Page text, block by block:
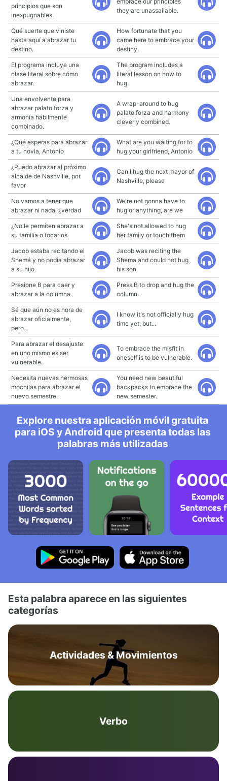
principios que son
inexpugnables.
they are unassailable.
Qué suerte que viniste
hasta aquí a abrazar tu
destino.
How fortunate that you
came here to embrace your
destiny.
El programa incluye una
clase literal sobre cómo
abrazar.
The program includes a
literal lesson on how to
hug.
Una envolvente para
abrazar palato.forza y
armonía hábilmente
combinado.
A wrap-around to hug
palato.forza and harmony
cleverly combined.
¿Qué esperas para abrazar
a tu novia, Antonio
What are you waiting for to
hug your girlfriend, Antonio
¿Puedo abrazar al próximo
alcalde de Nashville, por
favor
Can I hug the next mayor of
Nashville, please
No vamos a tener que
abrazar ni nada, ¿verdad
We're not gonna have to
hug or anything, are we
¿No le permiten abrazar a
su familia o tocarlos
She's not allowed to hug
her family or touch them
Jacob estaba recitando el
Shemá y no podía abrazar
a su hijo.
Jacob was reciting the
Shema and could not hug
his son.
Presione B para caer y
abrazar a la columna.
Press B to drop and hug the
column.
Sé que aún no es hora de
abrazar oficialmente,
pero...
I know it's not officially hug
time yet, but...
Para abrazar el desajuste
en uno mismo es ser
vulnerable.
To embrace the misfit in
oneself is to be vulnerable.
Necesita nuevas hermosas
mochilas para abrazar el
nuevo semestre.
You need new beautiful
backpacks to embrace the
new semester.
Explore nuestra aplicación móvil gratuita
para iOS y Android que presenta todas las
palabras más utilizadas
Esta palabra aparece en las siguientes
categorías
Actividades & Movimientos
Verbo